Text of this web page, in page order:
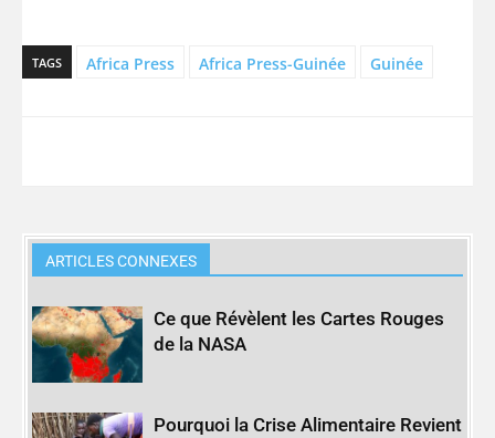
TAGS Africa Press Africa Press-Guinée Guinée
ARTICLES CONNEXES
Ce que Révèlent les Cartes Rouges
de la NASA
Pourquoi la Crise Alimentaire Revient